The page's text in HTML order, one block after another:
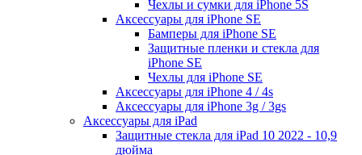
Чехлы и сумки для iPhone 5S
Аксессуары для iPhone SE
Бамперы для iPhone SE
Защитные пленки и стекла для
iPhone SE
Чехлы для iPhone SE
Аксессуары для iPhone 4 / 4s
Аксессуары для iPhone 3g / 3gs
Аксессуары для iPad
Защитные стекла для iPad 10 2022 - 10,9
дюйма